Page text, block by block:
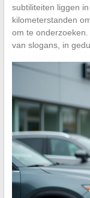
subtiliteiten liggen
kilometerstanden
om te
van slogans, in